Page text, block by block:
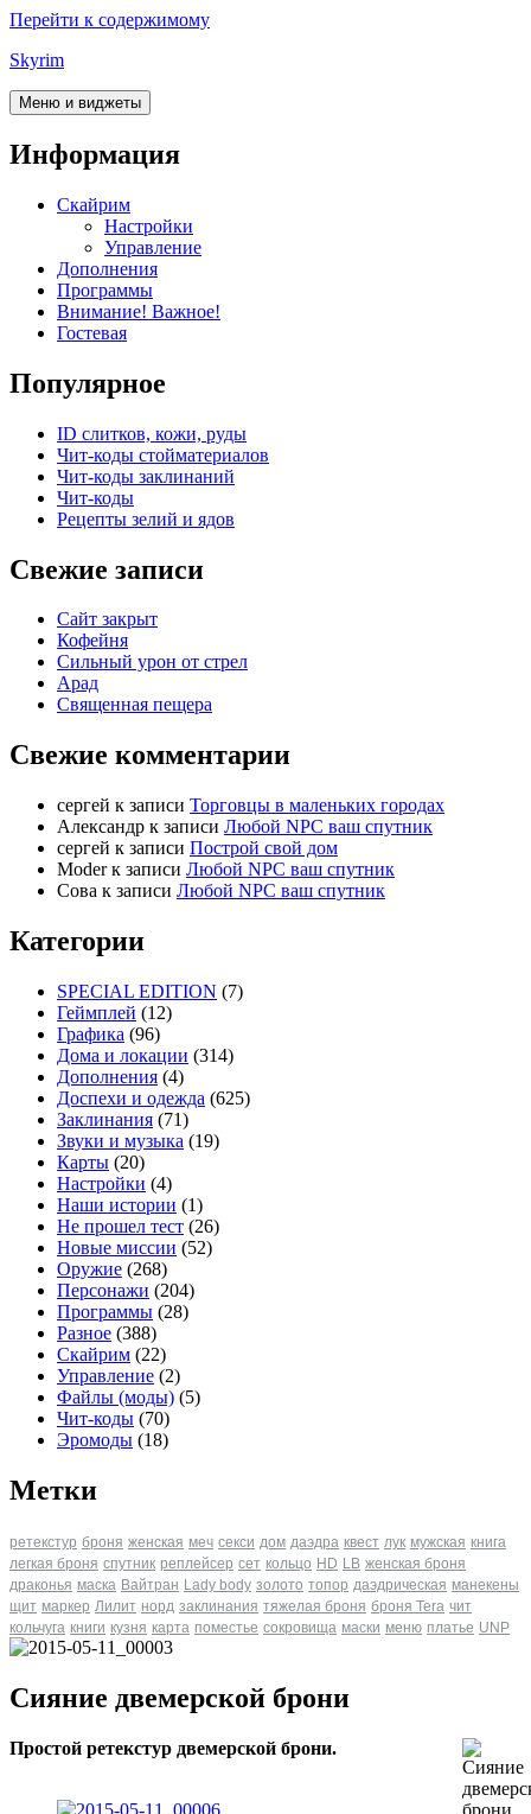
Перейти к содержимому
Skyrim
Меню и виджеты
Информация
Скайрим
Настройки
Управление
Дополнения
Программы
Внимание! Важное!
Гостевая
Популярное
ID слитков, кожи, руды
Чит-коды стойматериалов
Чит-коды заклинаний
Чит-коды
Рецепты зелий и ядов
Свежие записи
Сайт закрыт
Кофейня
Cильный урон от стрел
Арад
Священная пещера
Свежие комментарии
cергей к записи Торговцы в маленьких городах
Александр к записи Любой NPC ваш спутник
cергей к записи Построй свой дом
Moderк записи Любой NPC ваш спутник
Сова к записи Любой NPC ваш спутник
Категории
SPECIAL EDITION (7)
Геймплей (12)
Графика (96)
Дома и локации (314)
Дополнения (4)
Доспехи и одежда (625)
Заклинания (71)
Звуки и музыка (19)
Карты (20)
Настройки (4)
Наши истории (1)
Не прошел тест (26)
Новые миссии (52)
Оружие (268)
Персонажи (204)
Программы (28)
Разное (388)
Скайрим (22)
Управление (2)
Файлы (моды) (5)
Чит-коды (70)
Эромоды (18)
Метки
ретекстур броня женская меч секси дом даэдра квест лук мужская книга
легкая броня спутник реплейсер сет кольцо HD LB женская броня
драконья маска Вайтран Lady body золото топор даэдрическая манекены
щит маркер Лилит норд заклинания тяжелая броня броня Tera чит
кольчуга книги кузня карта поместье сокровища маски меню платье UNP
Сияние двемерской брони
Простой ретекстур двемерской брони.